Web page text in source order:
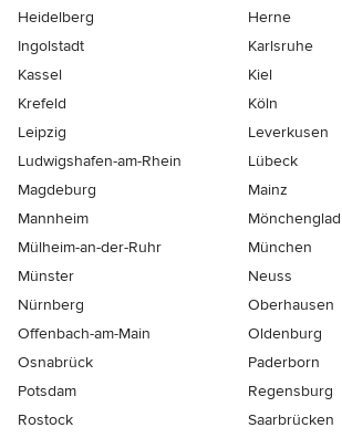
Heidelberg
Herne
Ingolstadt
Karlsruhe
Kassel
Kiel
Krefeld
Köln
Leipzig
Leverkusen
Ludwigshafen-am-Rhein
Lübeck
Magdeburg
Mainz
Mannheim
Mülheim-an-der-Ruhr
München
Münster
Neuss
Nürnberg
Oberhausen
Offenbach-am-Main
Oldenburg
Osnabrück
Paderborn
Potsdam
Regensburg
Rostock
Saarbrücken